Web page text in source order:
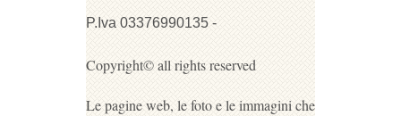
P.Iva 03376990135 -
Copyright© all rights reserved
Le pagine web, le foto e le immagini che